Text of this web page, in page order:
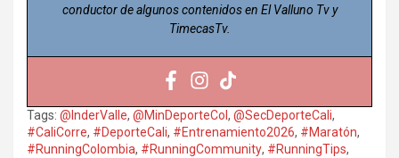
conductor de algunos contenidos en El Valluno Tv y
TimecasTv.
Tags: @InderValle, @MinDeporteCol , @SecDeporteCali,
#CaliCorre, #DeporteCali, #Entrenamiento2026, #Maratón,
#RunningColombia, #RunningCommunity, #RunningTips,